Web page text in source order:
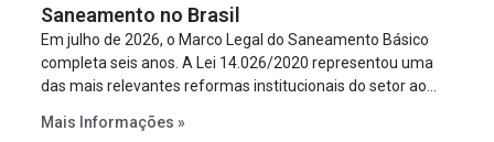
Saneamento no Brasil
Em julho de 2026, o Marco Legal do Saneamento Básico
completa seis anos. A Lei 14.026/2020 representou uma
das mais relevantes reformas institucionais do setor ao
serviços, ampliar a participação da iniciativa privada,
Mais Informações »